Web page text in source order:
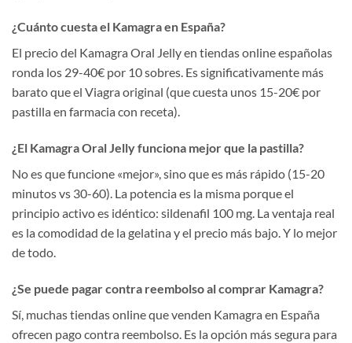
¿Cuánto cuesta el Kamagra en España?
El precio del Kamagra Oral Jelly en tiendas online españolas
ronda los 29-40€ por 10 sobres. Es significativamente más
barato que el Viagra original (que cuesta unos 15-20€ por
pastilla en farmacia con receta).
¿El Kamagra Oral Jelly funciona mejor que la pastilla?
No es que funcione «mejor», sino que es más rápido (15-20
minutos vs 30-60). La potencia es la misma porque el
principio activo es idéntico: sildenafil 100 mg. La ventaja real
es la comodidad de la gelatina y el precio más bajo. Y lo mejor
de todo.
¿Se puede pagar contra reembolso al comprar Kamagra?
Sí, muchas tiendas online que venden Kamagra en España
ofrecen pago contra reembolso. Es la opción más segura para